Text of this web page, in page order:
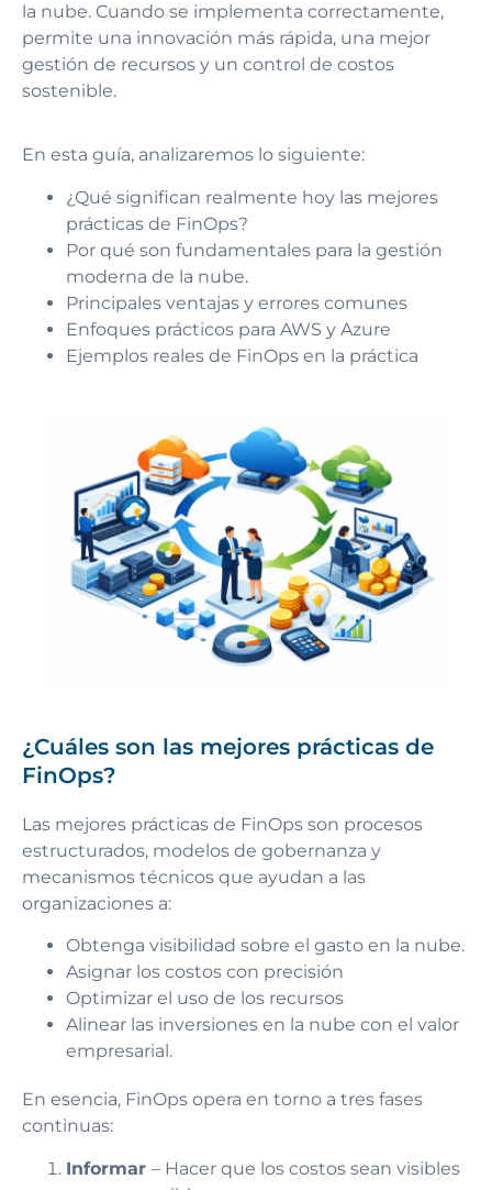
la nube. Cuando se implementa correctamente,
permite una innovación más rápida, una mejor
gestión de recursos y un control de costos
sostenible.
En esta guía, analizaremos lo siguiente:
¿Qué significan realmente hoy las mejores
prácticas de FinOps?
Por qué son fundamentales para la gestión
moderna de la nube.
Principales ventajas y errores comunes
Enfoques prácticos para AWS y Azure
Ejemplos reales de FinOps en la práctica
¿Cuáles son las mejores prácticas de
FinOps?
Las mejores prácticas de FinOps son procesos
estructurados, modelos de gobernanza y
mecanismos técnicos que ayudan a las
organizaciones a:
Obtenga visibilidad sobre el gasto en la nube.
Asignar los costos con precisión
Optimizar el uso de los recursos
Alinear las inversiones en la nube con el valor
empresarial.
En esencia, FinOps opera en torno a tres fases
continuas:
Informar – Hacer que los costos sean visibles